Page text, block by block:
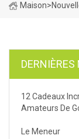
Maison>
DERNIÈRES
12 Cadeaux
Amateurs De
Le Meneur